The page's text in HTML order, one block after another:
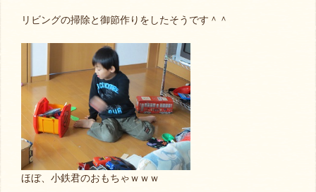
リビングの掃除と御節作りをしたそうです＾＾
ほぼ、小鉄君のおもちゃｗｗｗ